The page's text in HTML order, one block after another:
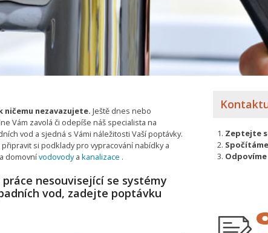
nezavazujete. Ještě dnes nebo
Vám zavolá či odepíše náš specialista na
vod a sjedná s Vámi náležitosti Vaší poptávky.
si podklady pro vypracování nabídky a
domovnívodovodya kanalizace .
nesouvisející se systémy
vod, zadejte poptávku
Zeptejte
Spočítáme
Odpovíme